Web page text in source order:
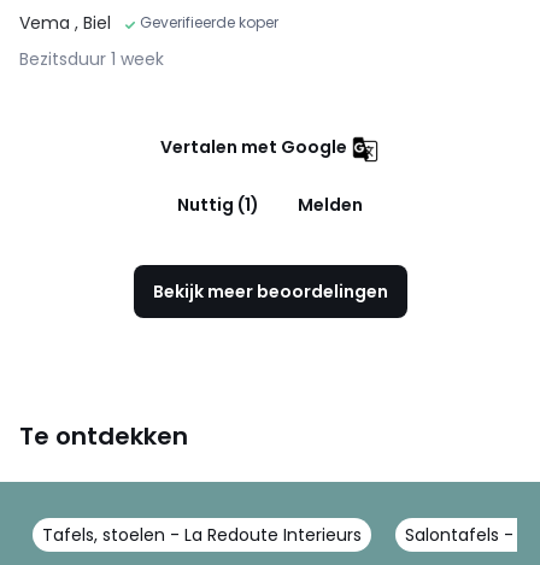
Vema , Biel Geverifieerde koper
Bezitsduur 1 week
Vertalen met Google
Nuttig (1) Melden
Bekijk meer beoordelingen
Te ontdekken
Tafels, stoelen - La Redoute Interieurs Salontafels -